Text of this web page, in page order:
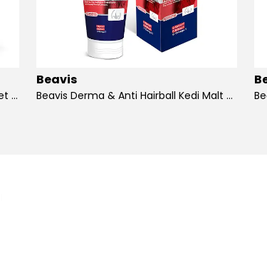
Beavis Dental Care Çiğnenebilir Tablet 105 gr - 3 Adet
Beavis
Beavis Derma & Anti Hairball Kedi Malt Paste Glutensiz 75 ml - 6 Adet